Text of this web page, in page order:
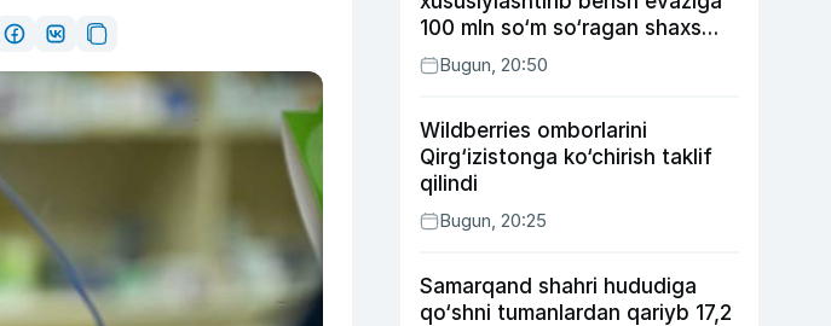
100 mln so‘m so‘ragan shaxs
ushlandi
Bugun, 20:50
Wildberries omborlarini
Qirg‘izistonga ko‘chirish taklif
qilindi
Bugun, 20:25
Samarqand shahri hududiga
qo‘shni tumanlardan qariyb 17,2